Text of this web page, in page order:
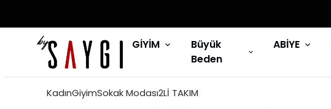
GİYİM
Büyük
Beden
ABİYE
KadınGiyimSokak Modası2Lİ TAKIM